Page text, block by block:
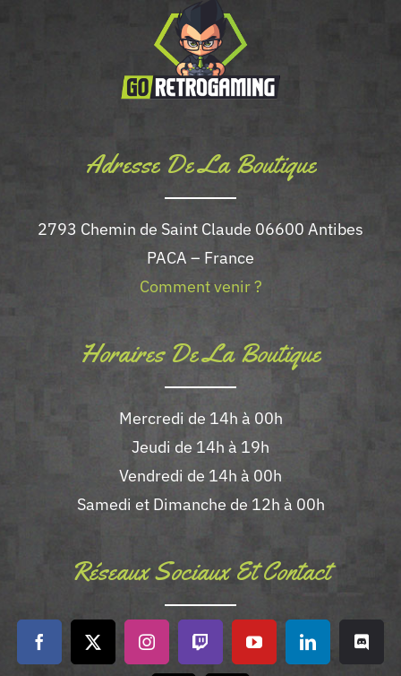
Adresse De La Boutique
2793 Chemin de Saint Claude 06600 Antibes
PACA – France
Comment venir ?
Horaires De La Boutique
Mercredi de 14h à 00h
Jeudi de 14h à 19h
Vendredi de 14h à 00h
Samedi et Dimanche de 12h à 00h
Réseaux Sociaux Et Contact